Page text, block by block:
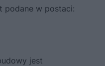
podane w postaci:
jest